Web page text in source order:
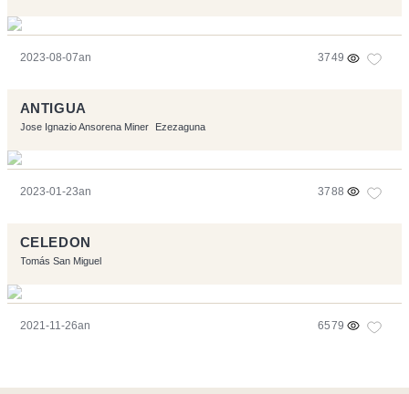
2023-08-07an 3749
ANTIGUA
Jose Ignazio Ansorena Miner Ezezaguna
2023-01-23an 3788
CELEDON
Tomás San Miguel
2021-11-26an 6579